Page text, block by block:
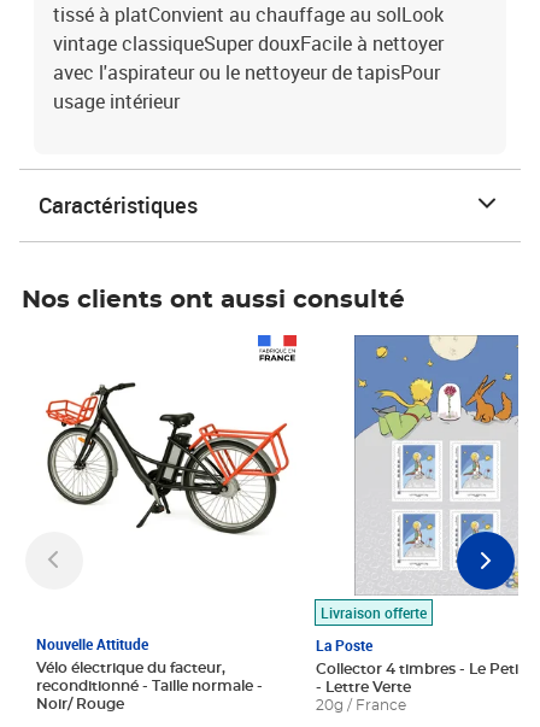
tissé à platConvient au chauffage au solLook
vintage classiqueSuper douxFacile à nettoyer
avec l'aspirateur ou le nettoyeur de tapisPour
usage intérieur
Caractéristiques
Nos clients ont aussi consulté
Nouvelle Attitude
Vélo électrique du facteur,
reconditionné - Taille normale -
Noir/ Rouge
Livraison offerte
La Poste
Collector 4 timbres - Le Petit
- Lettre Verte
20g / France
Prix 7,50€